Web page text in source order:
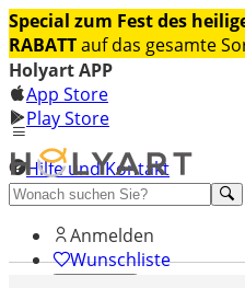
Special zum Fest des
RABATTauf das gesamte
Holyart APP
App Store
Play Store
Hilfe und Kontakt
Entdecken Sie Premium
Anmelden
Wunschliste